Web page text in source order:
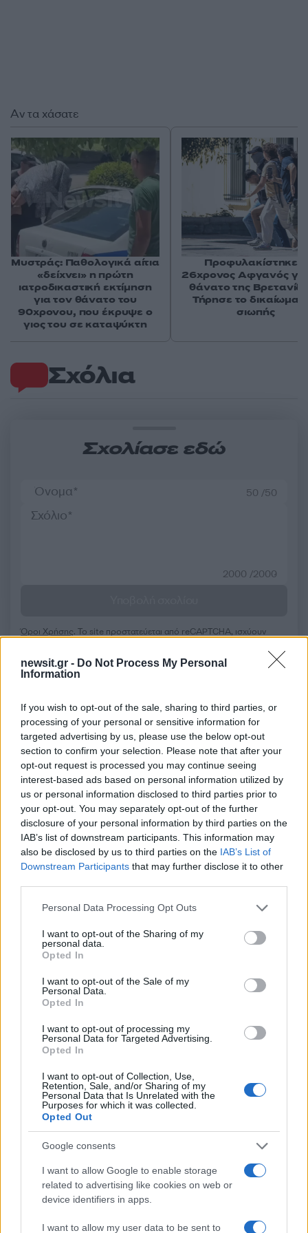
newsit.gr - Do Not Process My Personal
Information
If you wish to opt-out of the sale, sharing to third parties, or
processing of your personal or sensitive information for
targeted advertising by us, please use the below opt-out
section to confirm your selection. Please note that after your
opt-out request is processed you may continue seeing
interest-based ads based on personal information utilized by
us or personal information disclosed to third parties prior to
your opt-out. You may separately opt-out of the further
disclosure of your personal information by third parties on the
IAB’s list of downstream participants. This information may
also be disclosed by us to third parties on the IAB’s List of
Downstream Participants that may further disclose it to other
Please note that this website/app uses one or more Google
not limited to your visit or usage behaviour. You may click to
grant or deny consent to Google and its third-party tags to
use your data for below specified purposes in below Google
consent section.
Personal Data Processing Opt Outs
I want to opt-out of the Sharing of my
personal data.
Opted In
I want to opt-out of the Sale of my
Personal Data.
Opted In
I want to opt-out of processing my
Personal Data for Targeted Advertising.
Opted In
I want to opt-out of Collection, Use,
Retention, Sale, and/or Sharing of my
Personal Data that Is Unrelated with the
Purposes for which it was collected.
Opted Out
Google consents
I want to allow Google to enable storage
related to advertising like cookies on web or
device identifiers in apps.
I want to allow my user data to be sent to
Σχόλια
Σχολίασε εδώ
50 /50
2000 /2000
Όροι Χρήσης. Το site προστατεύεται από reCAPTCHA, ισχύουν
Κόσμος
ΓΟΝΕΙΣ
Share:
Ακολουθήστε το Νewsit.gr στο Google News
και
ενημερωθείτε πρώτοι για όλη την ειδησεογραφία και τα
τελευταία νέατης ημέρας
Αν τα χάσατε
Μυστράς: Παθολογικά αίτια
«δείχνει» η πρώτη
ιατροδικαστική εκτίμηση
για τον θάνατο του
90χρονου, που έκρυψε ο
γιος του σε καταψύκτη
Προφυλακίστηκε ο
26χρονος Αφγανός
θάνατο της
Τήρησε το δικαίωμα
σιωπής
Πιο δημοφιλή
1 Αυγερινός, Μουτσάτσου και ακόμη 20
αποχωρήσαμε για καρέκλες», αιχμές για
Στη Βρετανία στελέχη του ελληνικού FBI
για να παραλάβουν την 46χρονη για την
θα ακολουθηθεί
Ψάθα: «Δεν υπήρξε τεχνικό πρόβλημα με
χειριστής και ο Έλληνας διερμηνέας
Μητσοτάκης στην υπογραφή συμφωνίας
Κύπρου: «Ισχυρή ψήφος εμπιστοσύνης» η
είσοδος της Meridiam στην GSI
«Βαριά καμπάνα» στον 27χρονο τράπερ
που έτρεχε με 182 χιλιόμετρα την ώρα σε
δρόμο με όριο τα 80
Πιο σχολιασμένα
Έφυγαν οι συνεργάτες, μένει η Μαρία
Καρυστιανού - Η επόμενη μέρα για την